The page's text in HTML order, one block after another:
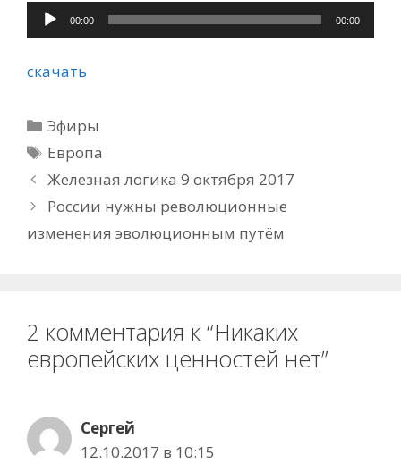
Аудиоплеер
00:00 00:00
скачать
Рубрики
Эфиры
Метки
Европа
Железная логика 9 октября 2017
России нужны революционные
изменения эволюционным путём
2 комментария к “Никаких
европейских ценностей нет”
Сергей
12.10.2017 в 10:15